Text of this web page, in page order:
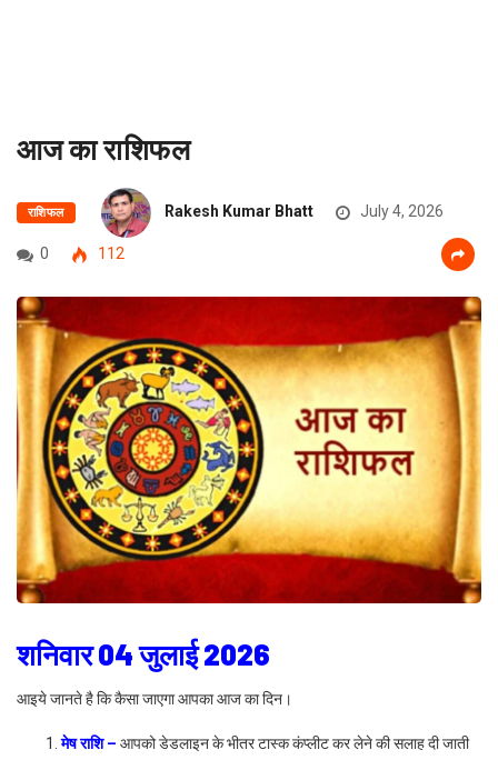
आज का राशिफल
राशिफल Rakesh Kumar Bhatt July 4, 2026
0 112
शनिवार 04 जुलाई 2026
आइये जानते है कि कैसा जाएगा आपका आज का दिन।
मेष राशि – आपको डेडलाइन के भीतर टास्क कंप्लीट कर लेने की सलाह दी जाती